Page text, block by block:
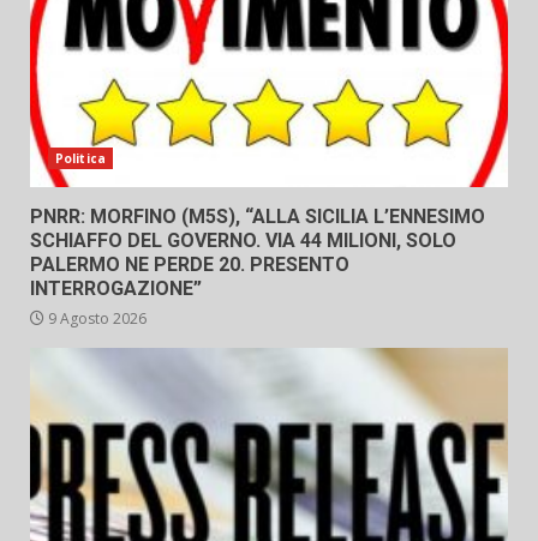
Politica
PNRR: MORFINO (M5S), “ALLA SICILIA L’ENNESIMO
SCHIAFFO DEL GOVERNO. VIA 44 MILIONI, SOLO
PALERMO NE PERDE 20. PRESENTO
INTERROGAZIONE”
9 Agosto 2026